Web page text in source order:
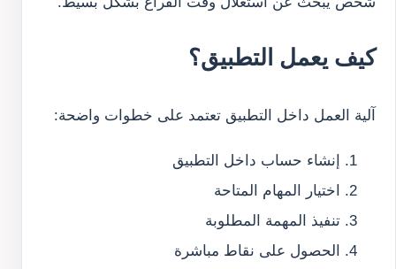
كيف يعمل التطبيق؟
آلية العمل داخل التطبيق تعتمد على خطوات واضحة:
إنشاء حساب داخل التطبيق
اختيار المهام المتاحة
تنفيذ المهمة المطلوبة
الحصول على نقاط مباشرة